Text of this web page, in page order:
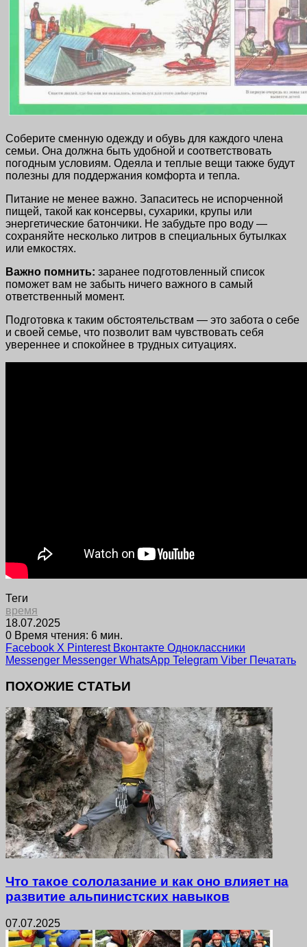
Соберите сменную одежду и обувь для каждого члена
семьи. Она должна быть удобной и соответствовать
погодным условиям. Одеяла и теплые вещи также будут
полезны для поддержания комфорта и тепла.
Питание не менее важно. Запаситесь не испорченной
пищей, такой как консервы, сухарики, крупы или
энергетические батончики. Не забудьте про воду —
сохраняйте несколько литров в специальных бутылках
или емкостях.
Важно помнить: заранее подготовленный список
поможет вам не забыть ничего важного в самый
ответственный момент.
Подготовка к таким обстоятельствам — это забота о себе
и своей семье, что позволит вам чувствовать себя
увереннее и спокойнее в трудных ситуациях.
Теги
время
18.07.2025
0 Время чтения: 6 мин.
Facebook X Pinterest Вконтакте Одноклассники
Messenger Messenger WhatsApp Telegram Viber Печатать
ПОХОЖИЕ СТАТЬИ
Что такое сололазание и как оно влияет на
развитие альпинистских навыков
07.07.2025